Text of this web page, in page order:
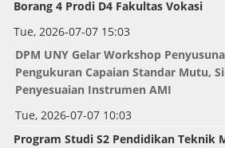
Borang 4 Prodi D4 Fakultas Vokasi
Tue, 2026-07-07 15:03
DPM UNY Gelar Workshop
Pengukuran Capaian Standar Mutu,
Penyesuaian Instrumen AMI
Tue, 2026-07-07 10:03
Program Studi S2 Pendidikan Teknik